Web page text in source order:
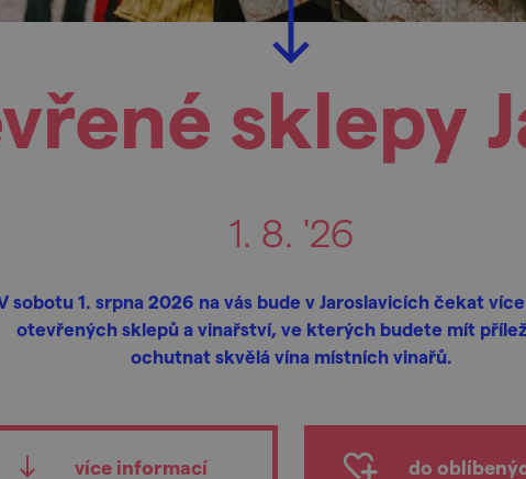
sklepy
1. 8. '26
sobotu 1. srpna 2026 na vás bude v Jaroslavicích čekat
otevřených sklepů a vinařství, ve kterých budete mít
ochutnat skvělá vína místních vinařů.
více informací do